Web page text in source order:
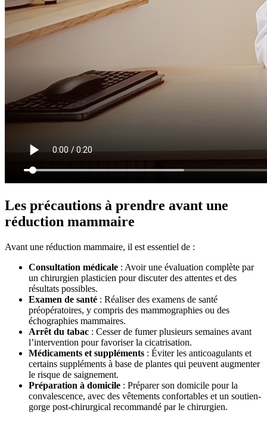
Les précautions à prendre avant une
réduction mammaire
Avant une réduction mammaire, il est essentiel de :
Consultation médicale : Avoir une évaluation complète par
un chirurgien plasticien pour discuter des attentes et des
résultats possibles.
Examen de santé : Réaliser des examens de santé
préopératoires, y compris des mammographies ou des
échographies mammaires.
Arrêt du tabac : Cesser de fumer plusieurs semaines avant
l’intervention pour favoriser la cicatrisation.
Médicaments et suppléments : Éviter les anticoagulants et
certains suppléments à base de plantes qui peuvent augmenter
le risque de saignement.
Préparation à domicile : Préparer son domicile pour la
convalescence, avec des vêtements confortables et un soutien-
gorge post-chirurgical recommandé par le chirurgien.